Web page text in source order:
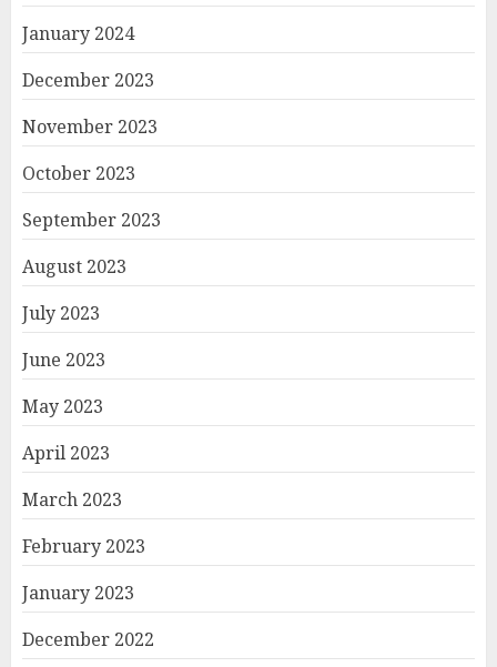
January 2024
December 2023
November 2023
October 2023
September 2023
August 2023
July 2023
June 2023
May 2023
April 2023
March 2023
February 2023
January 2023
December 2022